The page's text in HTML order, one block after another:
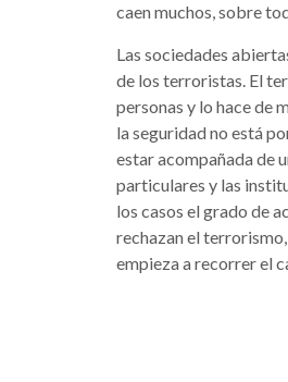
caen muchos, sobre
Las sociedades
de los terroristas. El
personas y lo hace de
la seguridad no está
estar acompañada de
particulares y las
los casos el grado de
rechazan el
empieza a recorrer el